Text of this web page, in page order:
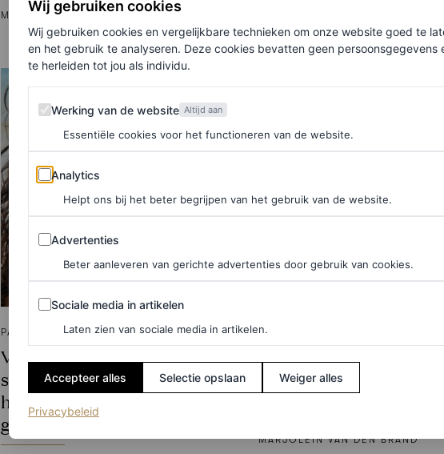
MARJOLEIN VAN DEN BRAND
PARTNERSHIP
Vloeiend en sculpturaal:
sieraden die jouw summer
holiday look die breezy vibe
geven
FASHION NIEUWS
Van Milaan naar Parijs:
beste streetstylelooks
Paris Men’s Fashion
MARJOLEIN VAN DEN BRAND
Wij gebruiken cookies
Wij gebruiken cookies en vergelijkbare technieken om onze website goed te
en het gebruik te analyseren. Deze cookies bevatten geen persoonsgegevens
te herleiden tot jou als individu.
Werking van de website
Werking van de website Altijd aan
Essentiële cookies voor het functioneren van de website.
Analytics
Analytics
Helpt ons bij het beter begrijpen van het gebruik van de website.
Advertenties
Advertenties
Beter aanleveren van gerichte advertenties door gebruik van cookies.
Sociale media in artikelen
Sociale media in artikelen
Laten zien van sociale media in artikelen.
Accepteer alles Selectie opslaan Weiger alles
Privacybeleid